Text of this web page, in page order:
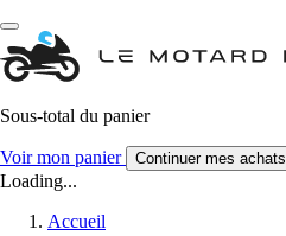
Sous-total du panier
Voir mon panier Continuer mes achats
Loading...
Accueil